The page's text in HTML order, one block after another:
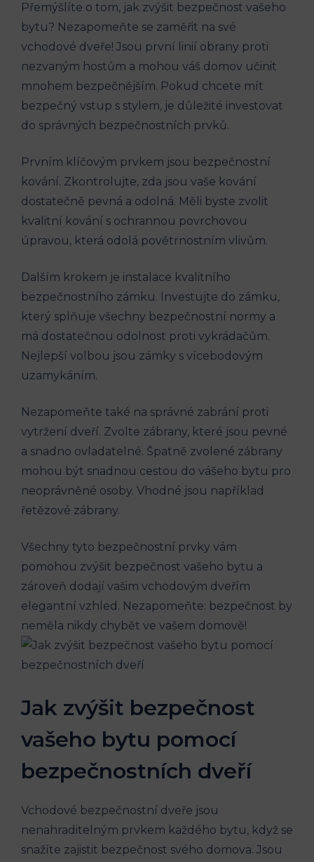
Přemýšlíte o tom, jak zvýšit bezpečnost vašeho
bytu? Nezapomeňte se zaměřit na své
vchodové dveře! Jsou první linií obrany proti
nezvaným hostům a mohou váš domov učinit
mnohem bezpečnějším. Pokud chcete mít
bezpečný vstup s stylem, je důležité investovat
do správných bezpečnostních prvků.
Prvním klíčovým prvkem jsou bezpečnostní
kování. Zkontrolujte, zda jsou vaše kování
dostatečně pevná a odolná. Měli byste zvolit
kvalitní kování s ochrannou povrchovou
úpravou, která odolá povětrnostním vlivům.
Dalším krokem je instalace kvalitního
bezpečnostního zámku. Investujte do zámku,
který splňuje všechny bezpečnostní normy a
má dostatečnou odolnost proti vykrádačům.
Nejlepší volbou jsou zámky s vícebodovým
uzamykáním.
Nezapomeňte také na správné zabrání proti
vytržení dveří. Zvolte zábrany, které jsou pevné
a snadno ovladatelné. Špatně zvolené zábrany
mohou být snadnou cestou do vášeho bytu pro
neoprávněné osoby. Vhodné jsou například
řetězové zábrany.
Všechny tyto bezpečnostní prvky vám
pomohou zvýšit bezpečnost vašeho bytu a
zároveň dodají vašim vchodovým dveřím
elegantní vzhled. Nezapomeňte: bezpečnost by
neměla nikdy chybět ve vašem domově!
Jak zvýšit bezpečnost
vašeho bytu pomocí
bezpečnostních dveří
Vchodové bezpečnostní dveře jsou
nenahraditelným prvkem každého bytu, když se
snažíte zajistit bezpečnost svého domova. Jsou